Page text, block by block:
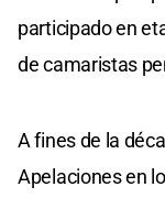
participado en
de camaristas
A fines de la
Apelaciones en